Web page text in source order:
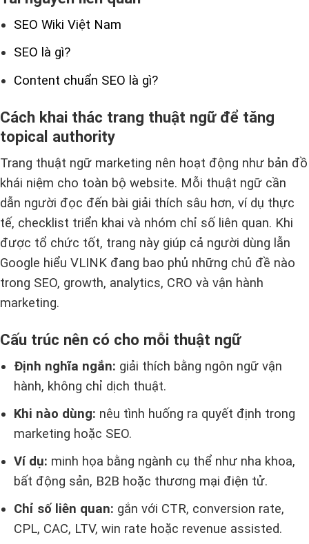
SEO Wiki Việt Nam
SEO là gì?
Content chuẩn SEO là gì?
Cách khai thác trang thuật ngữ để tăng
topical authority
Trang thuật ngữ marketing nên hoạt động như bản đồ
khái niệm cho toàn bộ website. Mỗi thuật ngữ cần
dẫn người đọc đến bài giải thích sâu hơn, ví dụ thực
tế, checklist triển khai và nhóm chỉ số liên quan. Khi
được tổ chức tốt, trang này giúp cả người dùng lẫn
Google hiểu VLINK đang bao phủ những chủ đề nào
trong SEO, growth, analytics, CRO và vận hành
marketing.
Cấu trúc nên có cho mỗi thuật ngữ
Định nghĩa ngắn: giải thích bằng ngôn ngữ vận
hành, không chỉ dịch thuật.
Khi nào dùng: nêu tình huống ra quyết định trong
marketing hoặc SEO.
Ví dụ: minh họa bằng ngành cụ thể như nha khoa,
bất động sản, B2B hoặc thương mại điện tử.
Chỉ số liên quan: gắn với CTR, conversion rate,
CPL, CAC, LTV, win rate hoặc revenue assisted.